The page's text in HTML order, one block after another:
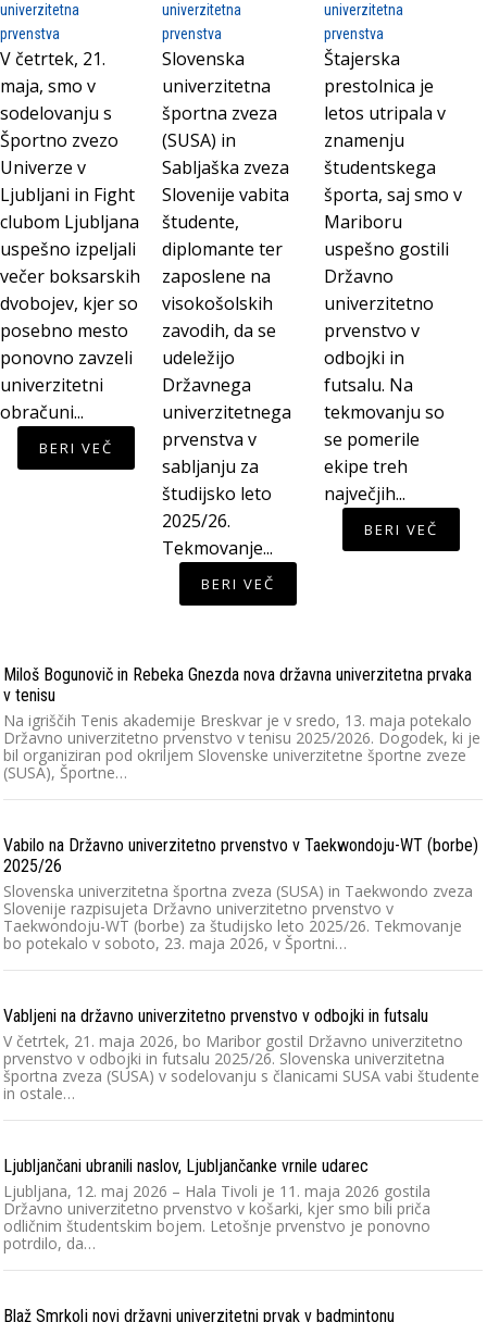
univerzitetna
prvenstva
V četrtek, 21.
maja, smo v
sodelovanju s
Športno zvezo
Univerze v
Ljubljani in Fight
clubom Ljubljana
uspešno izpeljali
večer boksarskih
dvobojev, kjer so
posebno mesto
ponovno zavzeli
univerzitetni
obračuni...
BERI VEČ
univerzitetna
prvenstva
Slovenska
univerzitetna
športna zveza
(SUSA) in
Sabljaška zveza
Slovenije vabita
študente,
diplomante ter
zaposlene na
visokošolskih
zavodih, da se
udeležijo
Državnega
univerzitetnega
prvenstva v
sabljanju za
študijsko leto
2025/26.
Tekmovanje...
BERI VEČ
univerzitetna
prvenstva
Štajerska
prestolnica je
letos utripala v
znamenju
študentskega
športa, saj smo v
Mariboru
uspešno gostili
Državno
univerzitetno
prvenstvo v
odbojki in
futsalu. Na
tekmovanju so
se pomerile
ekipe treh
največjih...
BERI VEČ
Miloš Bogunovič in Rebeka Gnezda nova državna univerzitetna prvaka
v tenisu
Na igriščih Tenis akademije Breskvar je v sredo, 13. maja potekalo
Državno univerzitetno prvenstvo v tenisu 2025/2026. Dogodek, ki je
bil organiziran pod okriljem Slovenske univerzitetne športne zveze
(SUSA), Športne…
Vabilo na Državno univerzitetno prvenstvo v Taekwondoju-WT (borbe)
2025/26
Slovenska univerzitetna športna zveza (SUSA) in Taekwondo zveza
Slovenije razpisujeta Državno univerzitetno prvenstvo v
Taekwondoju-WT (borbe) za študijsko leto 2025/26. Tekmovanje
bo potekalo v soboto, 23. maja 2026, v Športni…
Vabljeni na državno univerzitetno prvenstvo v odbojki in futsalu
V četrtek, 21. maja 2026, bo Maribor gostil Državno univerzitetno
prvenstvo v odbojki in futsalu 2025/26. Slovenska univerzitetna
športna zveza (SUSA) v sodelovanju s članicami SUSA vabi študente
in ostale…
Ljubljančani ubranili naslov, Ljubljančanke vrnile udarec
Ljubljana, 12. maj 2026 – Hala Tivoli je 11. maja 2026 gostila
Državno univerzitetno prvenstvo v košarki, kjer smo bili priča
odličnim študentskim bojem. Letošnje prvenstvo je ponovno
potrdilo, da…
Blaž Smrkolj novi državni univerzitetni prvak v badmintonu